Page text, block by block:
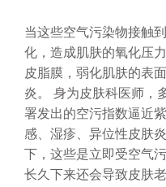
当这些空气污染物接触
化，造成肌肤的氧化压
皮脂膜，弱化肌肤的表
炎。 身为皮肤科医师，
署发出的空污指数逼近
感、湿疹、异位性皮肤
下，这些是立即受空气
长久下来还会导致皮肤